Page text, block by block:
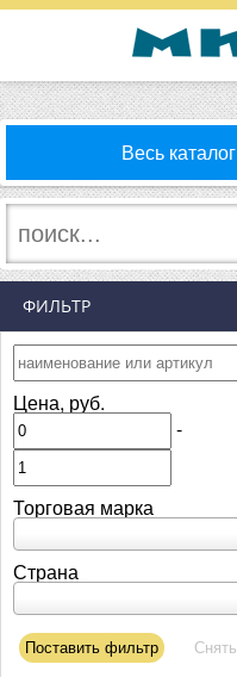
Весь каталог
ФИЛЬТР
Цена, руб.
-
Торговая марка
Страна